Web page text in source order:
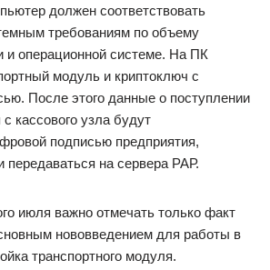
должен соответствовать
требованиям по объему
и операционной системе. На ПК
модуль и криптоключ с
После этого данные о поступлении
кассового узла будут
подписью предприятия,
на сервера РАР.
июля важно отмечать только факт
нововведением для работы в
транспортного модуля.